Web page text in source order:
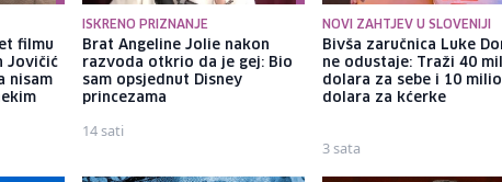
filmu
Jovičić
nisam
ISKRENO PRIZNANJE
Brat Angeline Jolie nakon
razvoda otkrio da je gej: Bio
sam opsjednut Disney
princezama
14 sati
NOVI ZAHTJEV U SLOVENIJI
Bivša zaručnica Luke
ne odustaje: Traži 40
dolara za sebe i 10
dolara za kćerke
3 sata